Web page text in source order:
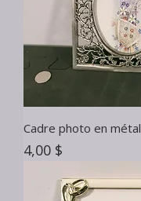
Cadre photo en métal
Prix
4,00 $